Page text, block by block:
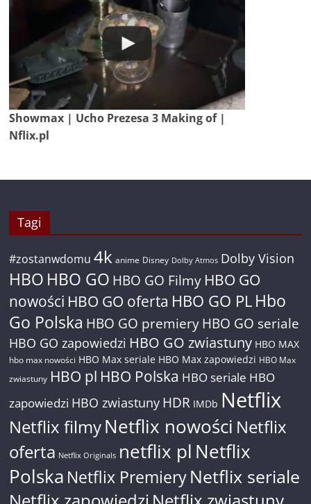
Showmax | Ucho Prezesa 3 Making of |
Nflix.pl
Tagi
#zostanwdomu 4k anime Disney Dolby Atmos Dolby Vision
HBO HBO GO HBO GO Filmy HBO GO
nowości HBO GO oferta HBO GO PL Hbo
Go Polska HBO GO premiery HBO GO seriale
HBO GO zapowiedzi HBO GO zwiastuny HBO MAX
hbo max nowości HBO Max seriale HBO Max zapowiedzi HBO Max
zwiastuny HBO pl HBO Polska HBO seriale HBO
zapowiedzi HBO zwiastuny HDR IMDb Netflix
Netflix filmyNetflix nowości Netflix
oferta Netflix Originals netflix pl Netflix
Polska Netflix PremieryNetflix seriale